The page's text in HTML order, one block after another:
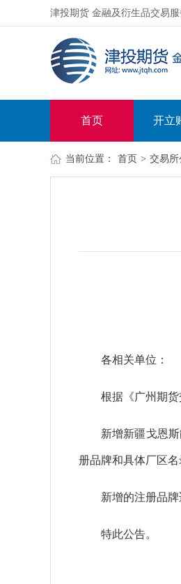
津投期货 金融及衍生品交易
首页 开立
当前位置： 首页 > 交易所
各相关单位：
根据《广州期
新增新疆戈恩
册品牌和具体厂区名
新增的注册品牌
特此公告。